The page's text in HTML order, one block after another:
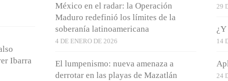
Ibarra
México en el radar: la Operación
Maduro redefinió los límites de la
soberanía latinoamericana
4 DE ENERO DE 2026
El lumpenismo: nueva amenaza a
derrotar en las playas de Mazatlán
29
14
24